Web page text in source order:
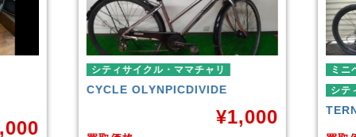
シティサイクル・ママチャリ
CYCLE OLYNPICDIVIDE
シティサイクル・
TERN SURGE